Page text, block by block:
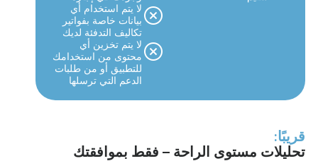
لا يتم استخدام أي
بيانات خاصة بفواتير
تكاليف التدفئة لديك
لا يتم تخزين أي
محتوى من استخدامك
للتطبيق أو من طلبات
الدعم التي ترسلها
قريبًا:
تحليلات مستوى الراحة – فقط بموافقتك